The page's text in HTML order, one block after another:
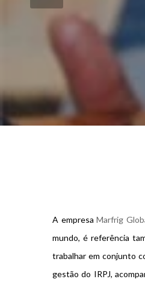
A empresaMarfrig
mundo, é referência
trabalhar em conjunto
gestão do IRPJ,